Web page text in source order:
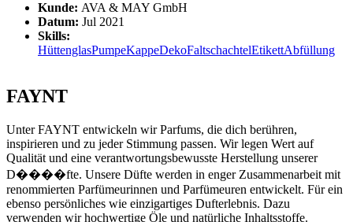
Kunde: AVA & MAY GmbH
Datum: Jul 2021
Skills:
HüttenglasPumpeKappeDekoFaltschachtelEtikettAbfüllung
FAYNT
Unter FAYNT entwickeln wir Parfums, die dich berühren,
inspirieren und zu jeder Stimmung passen. Wir legen Wert auf
Qualität und eine verantwortungsbewusste Herstellung unserer
D����fte. Unsere Düfte werden in enger Zusammenarbeit mit
renommierten Parfümeurinnen und Parfümeuren entwickelt. Für ein
ebenso persönliches wie einzigartiges Dufterlebnis. Dazu
verwenden wir hochwertige Öle und natürliche Inhaltsstoffe.